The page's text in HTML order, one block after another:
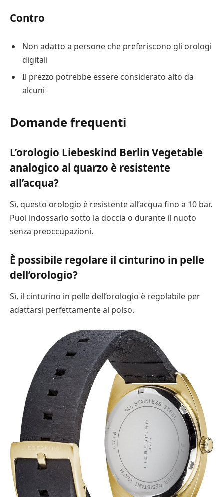
Contro
Non adatto a persone che preferiscono gli orologi
digitali
Il prezzo potrebbe essere considerato alto da
alcuni
Domande frequenti
L’orologio Liebeskind Berlin Vegetable
analogico al quarzo è resistente
all’acqua?
Sì, questo orologio è resistente all’acqua fino a 10 bar.
Puoi indossarlo sotto la doccia o durante il nuoto
senza preoccupazioni.
È possibile regolare il cinturino in pelle
dell’orologio?
Sì, il cinturino in pelle dell’orologio è regolabile per
adattarsi perfettamente al polso.